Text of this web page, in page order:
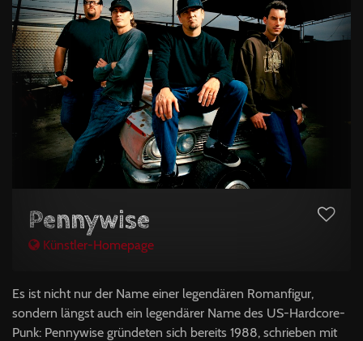
Pennywise
Künstler-Homepage
Es ist nicht nur der Name einer legendären Romanfigur,
sondern längst auch ein legendärer Name des US-Hardcore-
Punk: Pennywise gründeten sich bereits 1988, schrieben mit